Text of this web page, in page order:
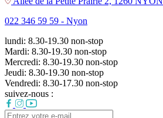
022 346 59 59 - Nyon
lundi: 8.30-19.30 non-stop
Mardi: 8.30-19.30 non-stop
Mercredi: 8.30-19.30 non-stop
Jeudi: 8.30-19.30 non-stop
Vendredi: 8.30-17.30 non-stop
suivez-nous :